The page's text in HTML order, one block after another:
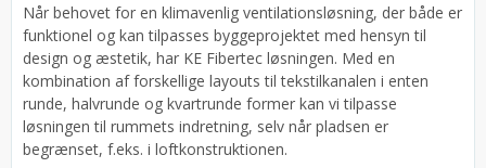
Når behovet for en klimavenlig ventilationsløsning, der både er
funktionel og kan tilpasses byggeprojektet med hensyn til
design og æstetik, har KE Fibertec løsningen. Med en
kombination af forskellige layouts til tekstilkanalen i enten
runde, halvrunde og kvartrunde former kan vi tilpasse
løsningen til rummets indretning, selv når pladsen er
begrænset, f.eks. i loftkonstruktionen.